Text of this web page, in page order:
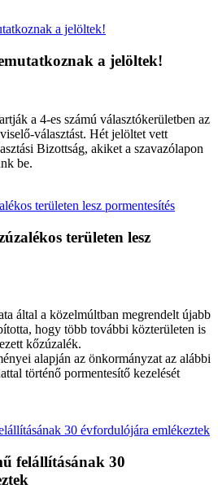
a jelöltek!
a 4-es számú választókerületben az
választást. Hét jelöltet vett
Bizottság, akiket a szavazólapon
be.
területen lesz
által a közelmúltban megrendelt újabb
hogy több további közterületen is
kőzúzalék.
alapján az önkormányzat az alábbi
történő pormentesítő kezelését
felállításának 30